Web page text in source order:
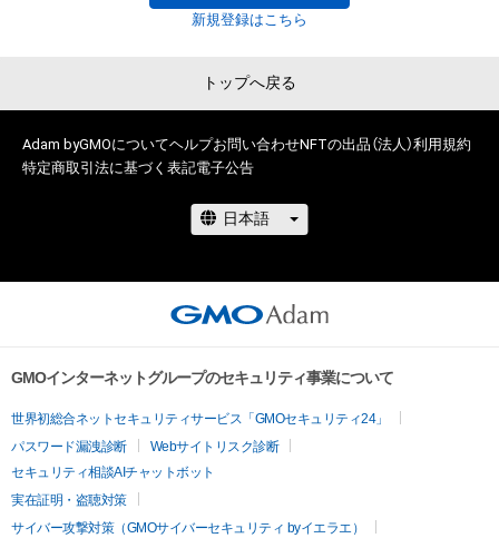
新規登録はこちら
トップへ戻る
Adam byGMOについてヘルプお問い合わせNFTの出品（法人）利用規約
特定商取引法に基づく表記電子公告
GMOインターネットグループのセキュリティ事業について
世界初総合ネットセキュリティサービス「GMOセキュリティ24」
パスワード漏洩診断
Webサイトリスク診断
セキュリティ相談AIチャットボット
実在証明・盗聴対策
サイバー攻撃対策（GMOサイバーセキュリティ byイエラエ）